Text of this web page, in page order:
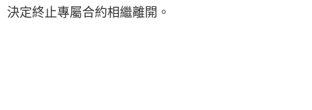
決定終止專屬合約相繼離開。